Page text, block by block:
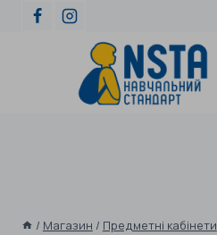
/ Магазин / Предметні кабінети